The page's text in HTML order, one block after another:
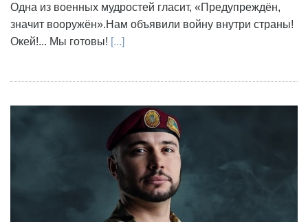
Одна из военных мудростей гласит, «Предупреждён,
значит вооружён».Нам объявили войну внутри страны!
Окей!... Мы готовы! [...]